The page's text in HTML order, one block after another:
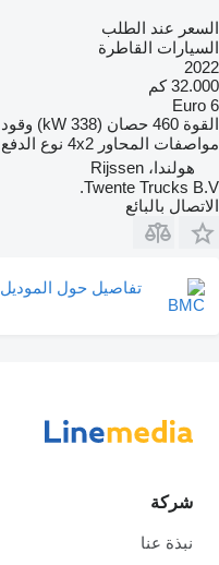
السعر عند الطلب
السيارات القاطرة
2022
32.000 كم
Euro 6
القوة 460 حصان (338 kW) وقود
مواصفات المحاور 4x2 نوع الدفع
هولندا، Rijssen
Twente Trucks B.V.
الاتصال بالبائع
تفاصيل حول الموديل BMC
شركة
نبذة عنا